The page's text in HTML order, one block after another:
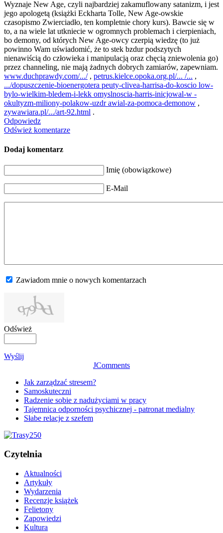
Wyznaje New Age, czyli najbardziej zakamuflowany satanizm, i jest
jego apologetą (książki Eckharta Tolle, New Age-owskie
czasopismo Zwierciadło, ten kompletnie chory kurs). Bawcie się w
to, a na wiele lat utkniecie w ogromnych problemach i cierpieniach,
bo demony, od których New Age-owcy czerpią wiedzę (to już
powinno Wam uświadomić, że to stek bzdur podszytych
nienawiścią do człowieka i manipulacją oraz chęcią zniewolenia go)
przez channeling, nie mają żadnych dobrych zamiarów, zapewniam.
www.duchprawdy.com/.../, petrus.kielce.opoka.org.pl/... /... ,
.../dopuszczenie-bioenergotera peuty-clivea-harrisa-do-koscio low-
bylo-wielkim-bledem-i-lekk omyslnoscia-harris-inicjowal-w -
okultyzm-miliony-polakow-uzdr awial-za-pomoca-demonow ,
zywawiara.pl/.../art-92.html .
Odpowiedz
Odśwież komentarze
Dodaj komentarz
Imię (obowiązkowe)
E-Mail
Zawiadom mnie o nowych komentarzach
Odśwież
Wyślij
JComments
Jak zarządzać stresem?
Samoskuteczni
Radzenie sobie z nadużyciami w pracy
Tajemnica odporności psychicznej - patronat medialny
Słabe relacje z szefem
Czytelnia
Aktualności
Artykuły
Wydarzenia
Recenzje książek
Felietony
Zapowiedzi
Kultura